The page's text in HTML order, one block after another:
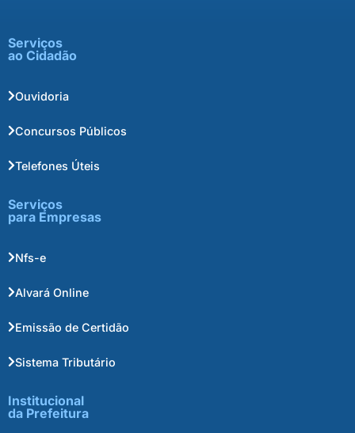
Serviços
ao Cidadão
Ouvidoria
Concursos Públicos
Telefones Úteis
Serviços
para Empresas
Nfs-e
Alvará Online
Emissão de Certidão
Sistema Tributário
Institucional
da Prefeitura